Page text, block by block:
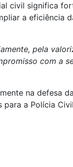
civil significa
a eficiência
pela
com a
na defesa
a Polícia